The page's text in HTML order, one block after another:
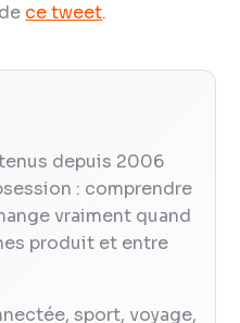
ce tweet.
depuis 2006
: comprendre
vraiment quand
produit et entre
sport, voyage,